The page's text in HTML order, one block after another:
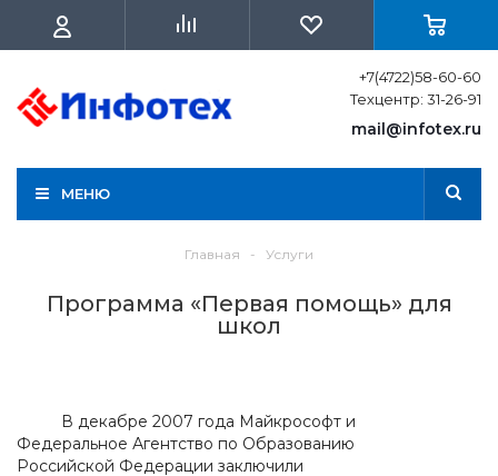
+7(4722)58-60-60
Техцентр: 31-26-91
mail@infotex.ru
МЕНЮ
Главная - Услуги
Программа «Первая помощь» для
школ
В декабре 2007 года Майкрософт и
Федеральное Агентство по Образованию
Российской Федерации заключили